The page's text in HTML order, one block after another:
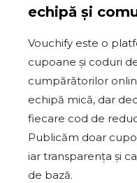
echipă și
Vouchify este o
cupoane și coduri
cumpărătorilor
echipă mică, dar
fiecare cod de
Publicăm doar
iar transparența și
de bază.